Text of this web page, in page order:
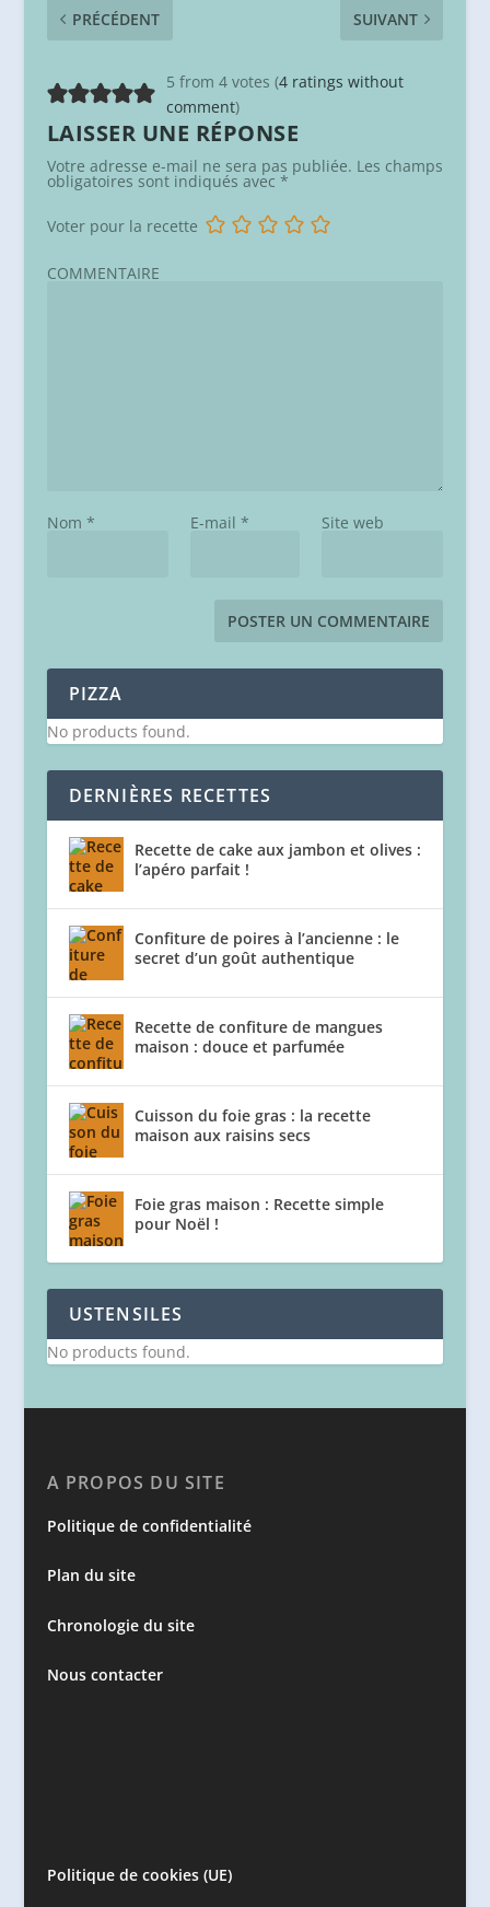
PRÉCÉDENT
SUIVANT
5 from 4 votes (4 ratings without
comment)
LAISSER UNE RÉPONSE
Votre adresse e-mail ne sera pas publiée. Les champs
obligatoires sont indiqués avec *
Voter pour la recette
COMMENTAIRE
Nom * E-mail * Site web
PIZZA
No products found.
DERNIÈRES RECETTES
Recette de cake aux jambon et olives :
l’apéro parfait !
Confiture de poires à l’ancienne : le
secret d’un goût authentique
Recette de confiture de mangues
maison : douce et parfumée
Cuisson du foie gras : la recette
maison aux raisins secs
Foie gras maison : Recette simple
pour Noël !
USTENSILES
No products found.
A PROPOS DU SITE
Politique de confidentialité
Plan du site
Chronologie du site
Nous contacter
Politique de cookies (UE)